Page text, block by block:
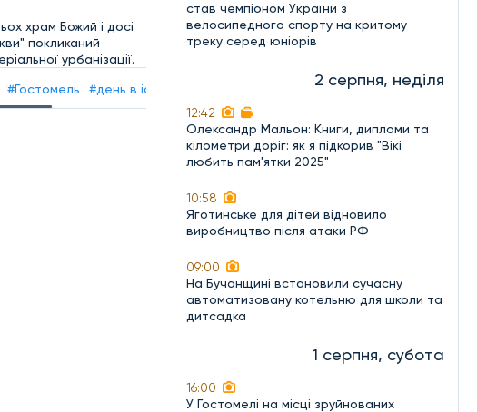
храм Божий і доcі
покликаний
урбанізації.
#Гостомель #день в історії
став чемпіоном України з
велосипедного спорту на критому
треку серед юніорів
2 серпня, неділя
12:42
Олександр Мальон: Книги, дипломи та
кілометри доріг: як я підкорив "Вікі
любить пам'ятки 2025"
10:58
Яготинське для дітей відновило
виробництво після атаки РФ
09:00
На Бучанщині встановили сучасну
автоматизовану котельню для школи та
дитсадка
1 серпня, субота
16:00
У Гостомелі на місці зруйнованих